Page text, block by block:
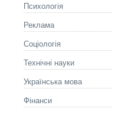
Психологія
Реклама
Соціологія
Технічні науки
Українська мова
Фінанси